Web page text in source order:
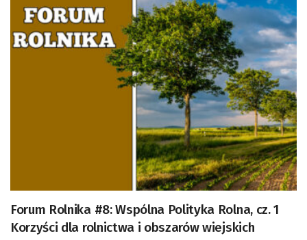
Forum Rolnika #8: Wspólna Polityka Rolna, cz. 1
Korzyści dla rolnictwa i obszarów wiejskich